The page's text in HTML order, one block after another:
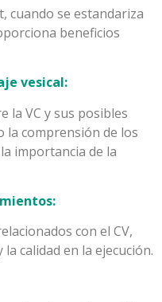
cuando se estandariza
beneficios
vesical:
la VC y sus posibles
la comprensión de los
importancia de la
con el CV,
calidad en la ejecución.